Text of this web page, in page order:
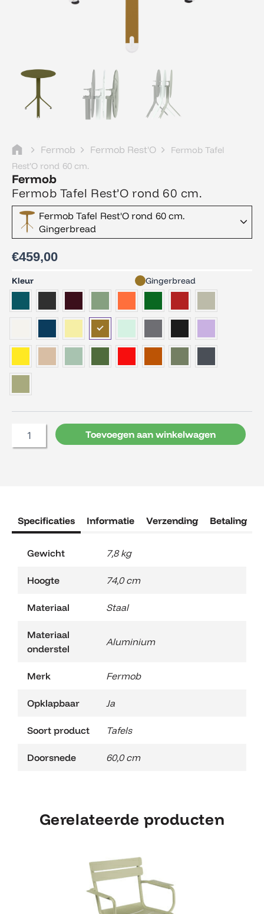
Fermob Fermob Rest'O
Fermob Tafel
Rest’O rond 60 cm.
Fermob
Fermob Tafel Rest’O rond 60 cm.
Fermob Tafel Rest'O rond 60 cm.
Gingerbread
€459,00
Kleur Gingerbread
Fermob
Tafel
cm.
Toevoegen aan winkelwagen
Specificaties Informatie Verzending Betaling
Gewicht 7,8 kg
Hoogte 74,0 cm
Materiaal Staal
Materiaal
onderstel
Aluminium
Merk Fermob
Opklapbaar Ja
Soort product Tafels
Doorsnede 60,0 cm
Gerelateerde producten